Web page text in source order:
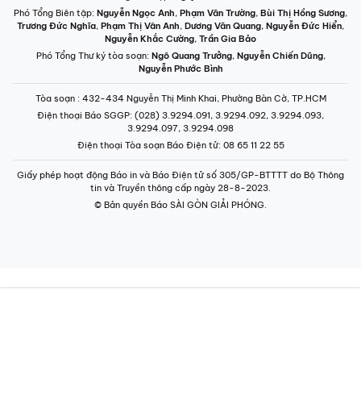
Phó Tổng Biên tập: Nguyễn Ngọc Anh, Phạm Văn Trường, Bùi Thị Hồng Sương,
Trương Đức Nghĩa, Phạm Thị Vân Anh, Dương Văn Quang, Nguyễn Đức Hiển,
Nguyễn Khắc Cường, Trần Gia Bảo
Phó Tổng Thư ký tòa soạn: Ngô Quang Trưởng, Nguyễn Chiến Dũng,
Nguyễn Phước Bình
Tòa soạn : 432-434 Nguyễn Thị Minh Khai, Phường Bàn Cờ, TP.HCM
Điện thoại Báo SGGP: (028) 3.9294.091, 3.9294.092, 3.9294.093,
3.9294.097, 3.9294.098
Điện thoại Tòa soạn Báo Điện tử: 08 65 11 22 55
Giấy phép hoạt động Báo in và Báo Điện tử số 305/GP-BTTTT do Bộ Thông
tin và Truyền thông cấp ngày 28-8-2023.
© Bản quyền Báo SÀI GÒN GIẢI PHÓNG.